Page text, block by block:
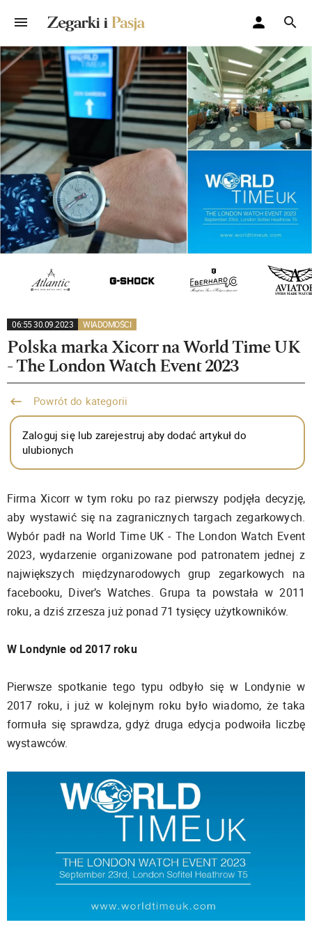
06:55 30.09.2023 WIADOMOŚCI
Polska marka Xicorr na World Time UK
- The London Watch Event 2023
Powrót do kategorii
Zaloguj się lub zarejestruj aby dodać artykuł do
ulubionych
Firma Xicorr w tym roku po raz pierwszy podjęła decyzję,
aby wystawić się na zagranicznych targach zegarkowych.
Wybór padł na World Time UK - The London Watch Event
2023, wydarzenie organizowane pod patronatem jednej z
największych międzynarodowych grup zegarkowych na
facebooku, Diver’s Watches. Grupa ta powstała w 2011
roku, a dziś zrzesza już ponad 71 tysięcy użytkowników.
W Londynie od 2017 roku
Pierwsze spotkanie tego typu odbyło się w Londynie w
2017 roku, i już w kolejnym roku było wiadomo, że taka
formuła się sprawdza, gdyż druga edycja podwoiła liczbę
wystawców.